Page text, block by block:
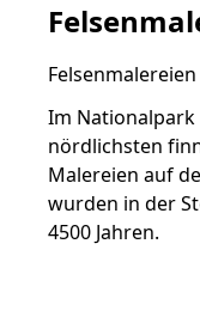
Im Nationalpark
nördlichsten
Malereien auf
wurden in der
4500 Jahren.